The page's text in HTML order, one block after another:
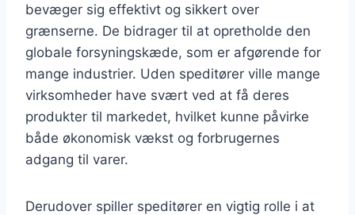
bevæger sig effektivt og sikkert over
grænserne. De bidrager til at opretholde den
globale forsyningskæde, som er afgørende for
mange industrier. Uden speditører ville mange
virksomheder have svært ved at få deres
produkter til markedet, hvilket kunne påvirke
både økonomisk vækst og forbrugernes
adgang til varer.
Derudover spiller speditører en vigtig rolle i at